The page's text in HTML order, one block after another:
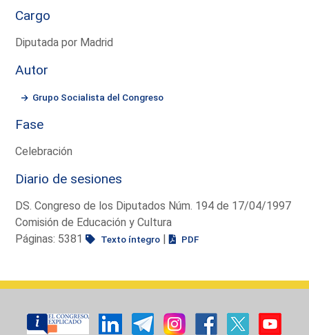
Cargo
Diputada por Madrid
Autor
Grupo Socialista del Congreso
Fase
Celebración
Diario de sesiones
DS. Congreso de los Diputados Núm. 194 de 17/04/1997
Comisión de Educación y Cultura
Páginas: 5381
Texto íntegro | PDF